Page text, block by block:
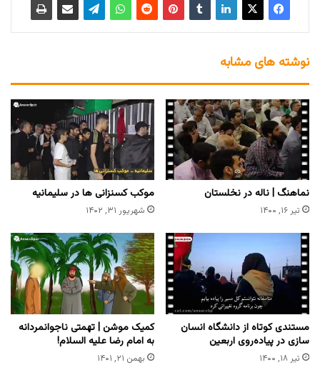
نوشته های مشابه
نماهنگ | ناله در نخلستان
تیر ۱۶, ۱۴۰۰
موکب کسنزانی ها در سلیمانیه
شهریور ۳۱, ۱۴۰۲
مستندی کوتاه از دانشگاه انسان
سازی در پیاده‌روی اربعین
تیر ۱۸, ۱۴۰۰
کمیک موشن | تهمتی ناجوانمردانه
به امام رضا علیه السلام!
بهمن ۲۱, ۱۴۰۱